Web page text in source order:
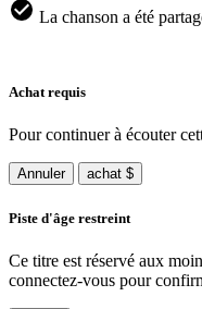
La chanson a été
Achat requis
Pour continuer à écouter
Annuler achat $
Piste d'âge restreint
Ce titre est réservé aux
connectez-vous pour